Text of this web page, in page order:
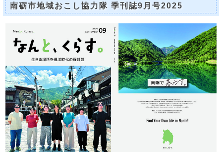
南砺市地域おこし協力隊 季刊誌9月号2025